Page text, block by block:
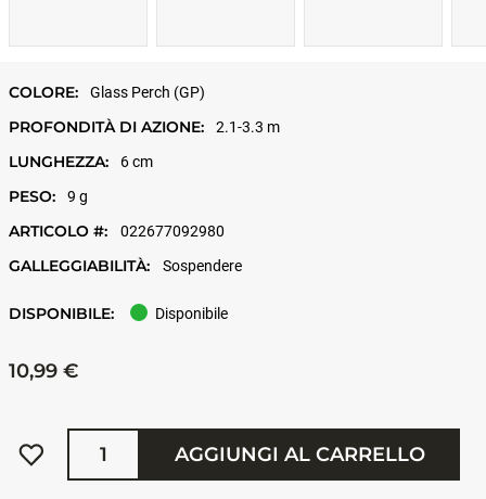
COLORE: Glass Perch (GP)
PROFONDITÀ DI AZIONE: 2.1-3.3 m
LUNGHEZZA: 6 cm
PESO: 9 g
ARTICOLO #: 022677092980
GALLEGGIABILITÀ: Sospendere
DISPONIBILE: Disponibile
10,99 €
Quantità
AGGIUNGI AL CARRELLO